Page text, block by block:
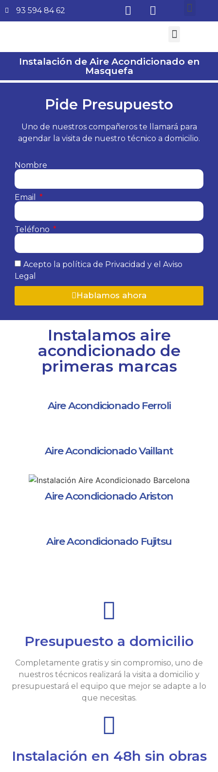
93 594 84 62
Instalación de Aire Acondicionado en
Masquefa
Pide Presupuesto
Uno de nuestros compañeros te llamará para
agendar la visita de nuestro técnico a domicilio.
Nombre
Email
Teléfono
Acepto la política de Privacidad y el Aviso
Legal
Hablamos ahora
Instalamos aire
acondicionado de
primeras marcas
Aire Acondicionado Ferroli
Aire Acondicionado Vaillant
Aire Acondicionado Ariston
Aire Acondicionado Fujitsu
Presupuesto a domicilio
Completamente gratis y sin compromiso, uno de
nuestros técnicos realizará la visita a domicilio y
presupuestará el equipo que mejor se adapte a lo
que necesitas.
Instalación en 48h sin obras